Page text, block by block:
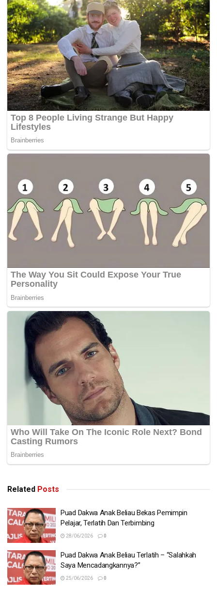
Related Posts
Puad Dakwa Anak Beliau Bekas Pemimpin
Pelajar, Terlatih Dan Terbimbing
28/06/2026 0
Puad Dakwa Anak Beliau Terlatih – “Salahkah
Saya Mencadangkannya?”
25/06/2026 0